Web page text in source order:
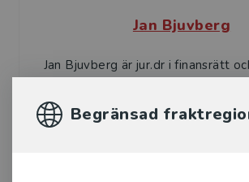
Begränsad
Jan Bjuvberg
Jan Bjuvberg är jur.dr i finansrätt
disputerade på en avhandling som
sambandet me...